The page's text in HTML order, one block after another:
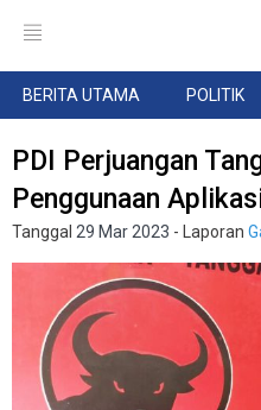
BERITA UTAMA POLITIK
PDI Perjuangan
Penggunaan
Tanggal 29 Mar 2023 - Laporan